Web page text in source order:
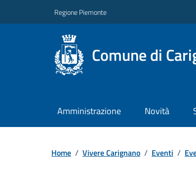
Regione Piemonte
Comune di
Amministrazione Novità
Home / Vivere Carignano / Eventi /